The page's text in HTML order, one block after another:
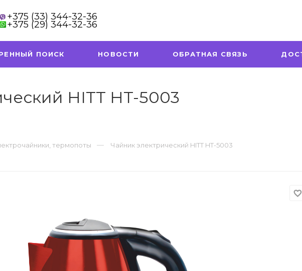
+375 (33) 344-32-36
+375 (29) 344-32-36
ПОИСК НОВОСТИ ОБРАТНАЯ СВЯЗЬ
HITT HT-5003
термопоты Чайник электрический HITT HT-5003
favorite_border